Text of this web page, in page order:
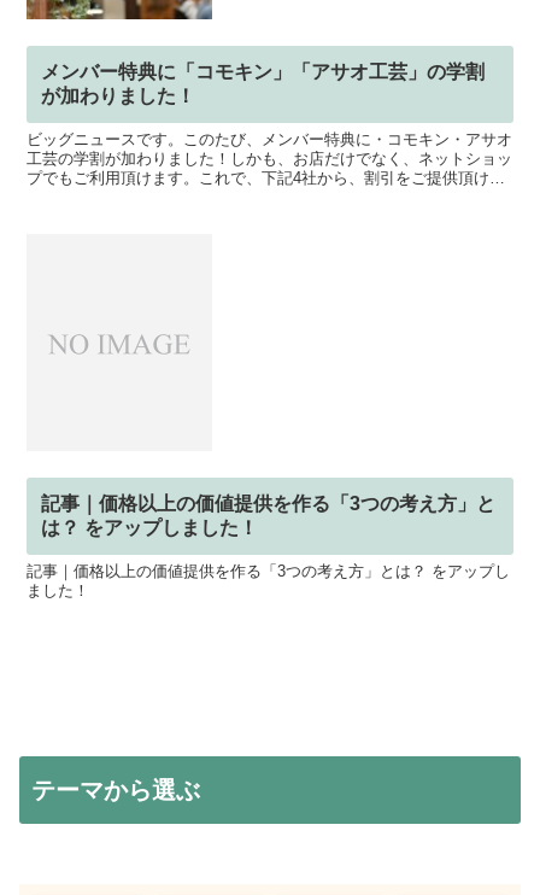
メンバー特典に「コモキン」「アサオ工芸」の学割
が加わりました！
ビッグニュースです。このたび、メンバー特典に・コモキン・アサオ
工芸の学割が加わりました！しかも、お店だけでなく、ネットショッ
プでもご利用頂けます。これで、下記4社から、割引をご提供頂ける
記事｜価格以上の価値提供を作る「3つの考え方」と
は？ をアップしました！
記事｜価格以上の価値提供を作る「3つの考え方」とは？ をアップし
ました！
テーマから選ぶ